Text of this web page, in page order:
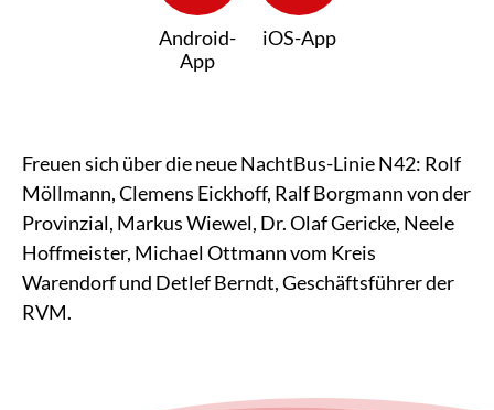
Android-
App
iOS-App
Freuen sich über die neue NachtBus-Linie N42: Rolf
Möllmann, Clemens Eickhoff, Ralf Borgmann von der
Provinzial, Markus Wiewel, Dr. Olaf Gericke, Neele
Hoffmeister, Michael Ottmann vom Kreis
Warendorf und Detlef Berndt, Geschäftsführer der
RVM.